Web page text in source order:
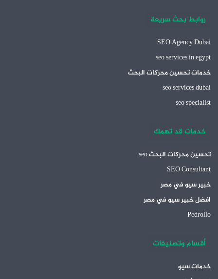
روابط بحث سريعة
SEO Agency Dubai
seo services in egypt
خدمات تحسين محركات البحث
seo services dubai
seo specialist
خدمات قد تهمك
تحسين محركات البحث seo
SEO Consultant
خبير سيو في مصر
افضل خبير سيو في مصر
Pedrollo
أقسام وتصنيفات
خدمات سيو